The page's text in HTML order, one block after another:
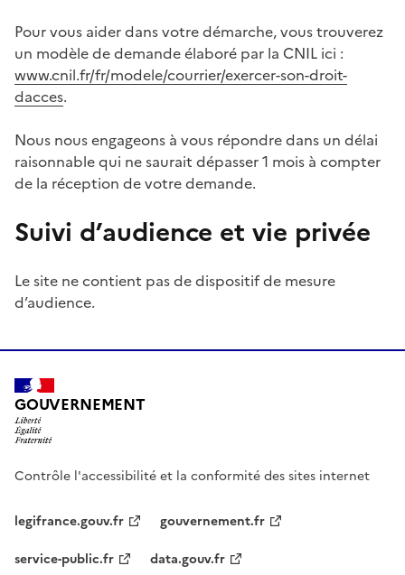
Pour vous aider dans votre démarche, vous trouverez
un modèle de demande élaboré par la CNIL ici :
www.cnil.fr/fr/modele/courrier/exercer-son-droit-
dacces.
Nous nous engageons à vous répondre dans un délai
raisonnable qui ne saurait dépasser 1 mois à compter
de la réception de votre demande.
Suivi d’audience et vie privée
Le site ne contient pas de dispositif de mesure
d’audience.
GOUVERNEMENT
Contrôle l'accessibilité et la conformité des sites internet
legifrance.gouv.fr
gouvernement.fr
service-public.fr
data.gouv.fr